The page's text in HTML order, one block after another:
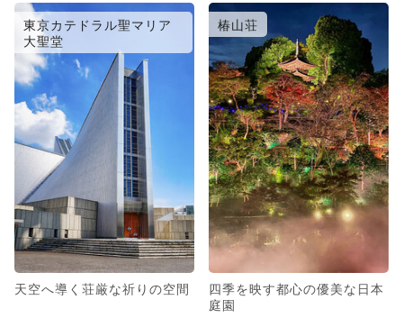
東京カテドラル聖マリア
大聖堂
天空へ導く荘厳な祈りの空間
椿山荘
四季を映す都心の優美な日本
庭園